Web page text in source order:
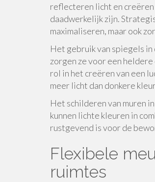
reflecteren licht en
daadwerkelijk zijn.
maximaliseren, maar ook
Het gebruik van spiegels
zorgen ze voor een
rol in het creëren van een
meer licht dan donkere
Het schilderen van muren
kunnen lichte kleuren in
rustgevend is voor de
Flexibele
ruimtes